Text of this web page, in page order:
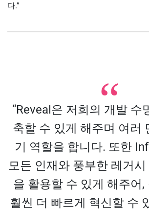
다.”
“Reveal은 저희의 개발 수
축할 수 있게 해주며 여러
기 역할을 합니다. 또한
모든 인재와 풍부한 레거
을 활용할 수 있게 해주어,
훨씬 더 빠르게 혁신할 수